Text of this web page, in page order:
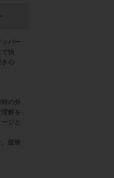
パー
快
心
の外
解を
ジと
緩衝